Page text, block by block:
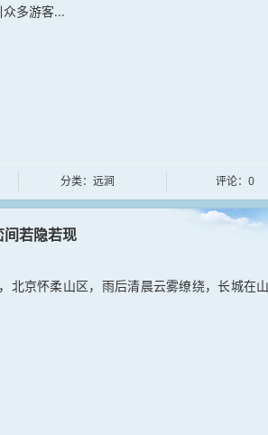
多游客...
分类：远涧 评论：0
若隐若现
京怀柔山区，雨后清晨云雾缭绕，长城在